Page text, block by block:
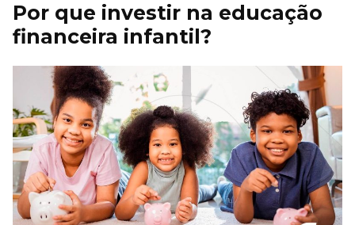
Por que investir na educação
financeira infantil?